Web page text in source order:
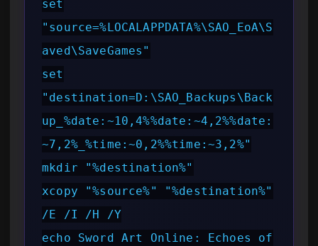
set
"source=%LOCALAPPDATA%\SAO_EoA\S
aved\SaveGames"
set
"destination=D:\SAO_Backups\Back
up_%date:~10,4%%date:~4,2%%date:
~7,2%_%time:~0,2%%time:~3,2%"
mkdir "%destination%"
xcopy "%source%" "%destination%"
/E /I /H /Y
echo Sword Art Online: Echoes of